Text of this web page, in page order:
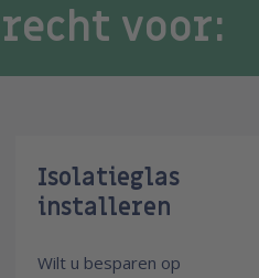
voor:
Isolatieglas
installeren
Wilt u besparen op